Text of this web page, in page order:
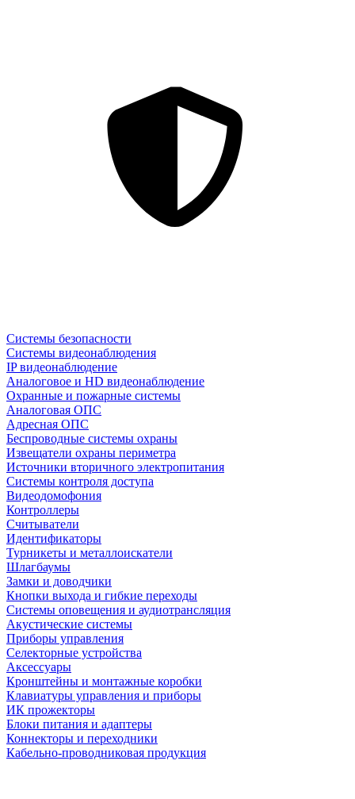
Системы безопасности
Системы видеонаблюдения
IP видеонаблюдение
Аналоговое и HD видеонаблюдение
Охранные и пожарные системы
Аналоговая ОПС
Адресная ОПС
Беспроводные системы охраны
Извещатели охраны периметра
Источники вторичного электропитания
Системы контроля доступа
Видеодомофония
Контроллеры
Считыватели
Идентификаторы
Турникеты и металлоискатели
Шлагбаумы
Замки и доводчики
Кнопки выхода и гибкие переходы
Системы оповещения и аудиотрансляция
Акустические системы
Приборы управления
Селекторные устройства
Аксессуары
Кронштейны и монтажные коробки
Клавиатуры управления и приборы
ИК прожекторы
Блоки питания и адаптеры
Коннекторы и переходники
Кабельно-проводниковая продукция